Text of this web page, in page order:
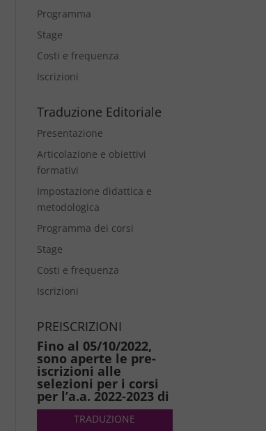
Programma
Stage
Costi e frequenza
Iscrizioni
Traduzione Editoriale
Presentazione
Articolazione e obiettivi
formativi
Impostazione didattica e
metodologica
Programma dei corsi
Stage
Costi e frequenza
Iscrizioni
PREISCRIZIONI
Fino al 05/10/2022,
sono aperte le pre-
iscrizioni alle
selezioni per i corsi
per l’a.a. 2022-2023 di
TRADUZIONE